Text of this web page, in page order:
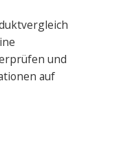
und
auf